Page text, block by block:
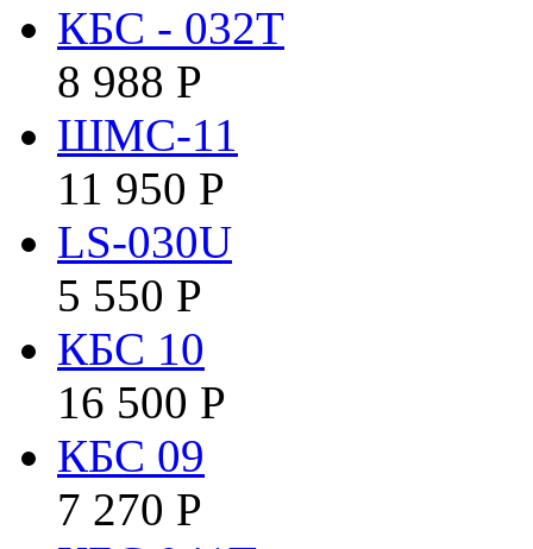
КБС - 032Т
8 988 Р
ШМС-11
11 950 Р
LS-030U
5 550 Р
КБC 10
16 500 Р
КБC 09
7 270 Р